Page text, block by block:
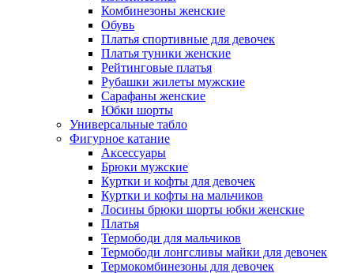
Комбинезоны женские
Обувь
Платья спортивные для девочек
Платья туники женские
Рейтинговые платья
Рубашки жилеты мужские
Сарафаны женские
Юбки шорты
Универсальные табло
Фигурное катание
Аксессуары
Брюки мужские
Куртки и кофты для девочек
Куртки и кофты на мальчиков
Лосины брюки шорты юбки женские
Платья
Термободи для мальчиков
Термободи лонгсливы майки для девочек
Термокомбинезоны для девочек